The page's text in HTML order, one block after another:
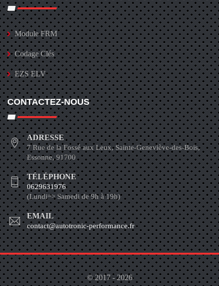
Module FRM
Codage Clés
EZS ELV
CONTACTEZ-NOUS
ADRESSE
7 Rue de la Fossé aux Leux, Sainte-Geneviève-des-Bois,
Essonne, 91700
TÉLÉPHONE
0629631976
(Lundi=> Samedi de 9h à 19h)
EMAIL
contact@autotronic-performance.fr
© 2017 - 2026